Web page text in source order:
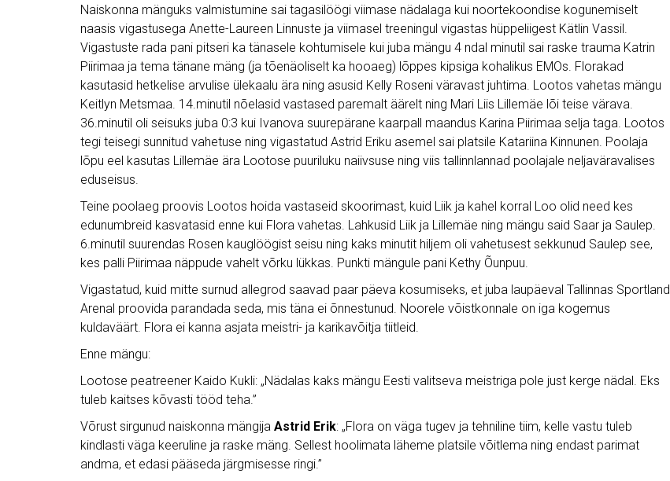
Naiskonna mänguks valmistumine sai tagasilöögi viimase nädalaga kui noortekoondise kogunemiselt
naasis vigastusega Anette-Laureen Linnuste ja viimasel treeningul vigastas hüppeliigest Kätlin Vassil.
Vigastuste rada pani pitseri ka tänasele kohtumisele kui juba mängu 4 ndal minutil sai raske trauma Katrin
Piirimaa ja tema tänane mäng (ja tõenäoliselt ka hooaeg) lõppes kipsiga kohalikus EMOs. Florakad
kasutasid hetkelise arvulise ülekaalu ära ning asusid Kelly Roseni väravast juhtima. Lootos vahetas mängu
Keitlyn Metsmaa. 14.minutil nõelasid vastased paremalt äärelt ning Mari Liis Lillemäe lõi teise värava.
36.minutil oli seisuks juba 0:3 kui Ivanova suurepärane kaarpall maandus Karina Piirimaa selja taga. Lootos
tegi teisegi sunnitud vahetuse ning vigastatud Astrid Eriku asemel sai platsile Katariina Kinnunen. Poolaja
lõpu eel kasutas Lillemäe ära Lootose puuriluku naiivsuse ning viis tallinnlannad poolajale neljaväravalises
eduseisus.
Teine poolaeg proovis Lootos hoida vastaseid skoorimast, kuid Liik ja kahel korral Loo olid need kes
edunumbreid kasvatasid enne kui Flora vahetas. Lahkusid Liik ja Lillemäe ning mängu said Saar ja Saulep.
6.minutil suurendas Rosen kauglöögist seisu ning kaks minutit hiljem oli vahetusest sekkunud Saulep see,
kes palli Piirimaa näppude vahelt võrku lükkas. Punkti mängule pani Kethy Õunpuu.
Vigastatud, kuid mitte surnud allegrod saavad paar päeva kosumiseks, et juba laupäeval Tallinnas Sportland
Arenal proovida parandada seda, mis täna ei õnnestunud. Noorele võistkonnale on iga kogemus
kuldaväärt. Flora ei kanna asjata meistri- ja karikavõitja tiitleid.
Enne mängu:
Lootose peatreener Kaido Kukli: „Nädalas kaks mängu Eesti valitseva meistriga pole just kerge nädal. Eks
tuleb kaitses kõvasti tööd teha.”
Võrust sirgunud naiskonna mängija Astrid Erik: „Flora on väga tugev ja tehniline tiim, kelle vastu tuleb
kindlasti väga keeruline ja raske mäng. Sellest hoolimata läheme platsile võitlema ning endast parimat
andma, et edasi pääseda järgmisesse ringi.”